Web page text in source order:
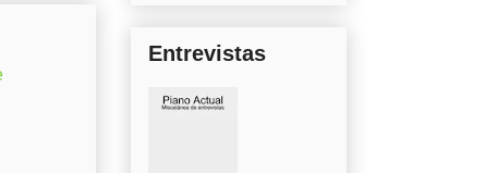
Entrevistas